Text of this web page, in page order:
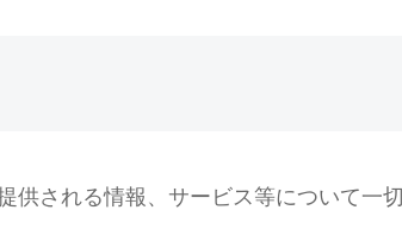
供される情報、サービス等について一切